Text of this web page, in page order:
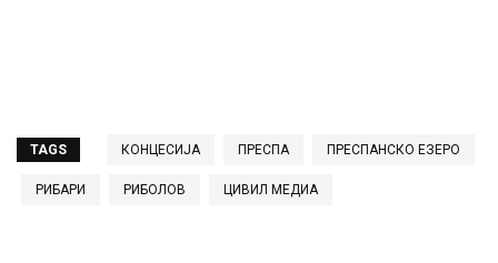
TAGS КОНЦЕСИЈА ПРЕСПА ПРЕСПАНСКО ЕЗЕРО
РИБАРИ РИБОЛОВ ЦИВИЛ МЕДИА